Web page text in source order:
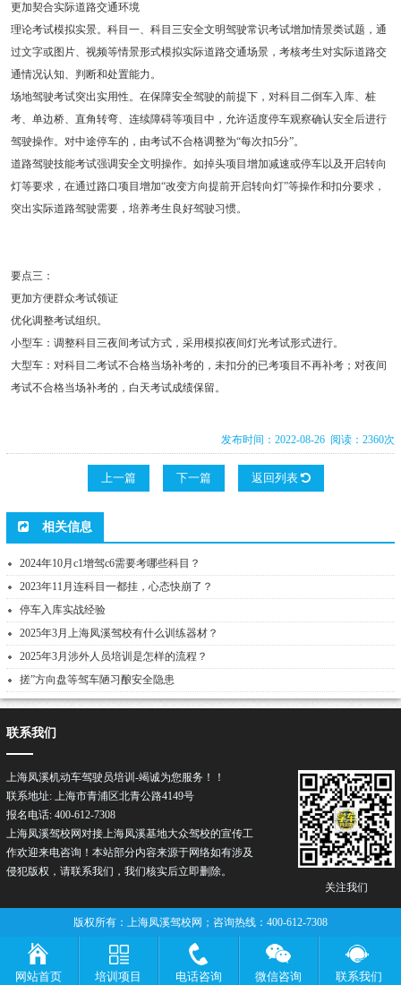
更加契合实际道路交通环境
理论考试模拟实景。科目一、科目三安全文明驾驶常识考试增加情景类试题，通
过文字或图片、视频等情景形式模拟实际道路交通场景，考核考生对实际道路交
通情况认知、判断和处置能力。
场地驾驶考试突出实用性。在保障安全驾驶的前提下，对科目二倒车入库、桩
考、单边桥、直角转弯、连续障碍等项目中，允许适度停车观察确认安全后进行
驾驶操作。对中途停车的，由考试不合格调整为“每次扣5分”。
道路驾驶技能考试强调安全文明操作。如掉头项目增加减速或停车以及开启转向
灯等要求，在通过路口项目增加“改变方向提前开启转向灯”等操作和扣分要求，
突出实际道路驾驶需要，培养考生良好驾驶习惯。
要点三：
更加方便群众考试领证
优化调整考试组织。
小型车：调整科目三夜间考试方式，采用模拟夜间灯光考试形式进行。
大型车：对科目二考试不合格当场补考的，未扣分的已考项目不再补考；对夜间
考试不合格当场补考的，白天考试成绩保留。
发布时间：2022-08-26 阅读：2360次
上一篇 下一篇 返回列表
相关信息
2024年10月c1增驾c6需要考哪些科目？
2023年11月连科目一都挂，心态快崩了？
停车入库实战经验
2025年3月上海凤溪驾校有什么训练器材？
2025年3月涉外人员培训是怎样的流程？
搓”方向盘等驾车陋习酿安全隐患
关注我们
联系我们
上海凤溪机动车驾驶员培训-竭诚为您服务！！
联系地址: 上海市青浦区北青公路4149号
报名电话: 400-612-7308
上海凤溪驾校网对接上海凤溪基地大众驾校的宣传工
作欢迎来电咨询！本站部分内容来源于网络如有涉及
侵犯版权，请联系我们，我们核实后立即删除。
版权所有：上海凤溪驾校网；咨询热线：400-612-7308
网站首页 培训项目 电话咨询 微信咨询 联系我们